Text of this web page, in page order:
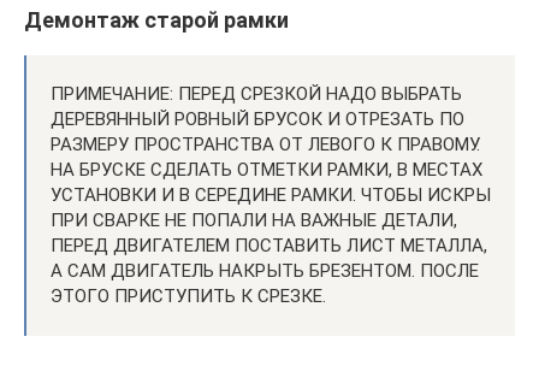
Демонтаж старой рамки
ПРИМЕЧАНИЕ: ПЕРЕД СРЕЗКОЙ НАДО ВЫБРАТЬ
ДЕРЕВЯННЫЙ РОВНЫЙ БРУСОК И ОТРЕЗАТЬ ПО
РАЗМЕРУ ПРОСТРАНСТВА ОТ ЛЕВОГО К ПРАВОМУ.
НА БРУСКЕ СДЕЛАТЬ ОТМЕТКИ РАМКИ, В МЕСТАХ
УСТАНОВКИ И В СЕРЕДИНЕ РАМКИ. ЧТОБЫ ИСКРЫ
ПРИ СВАРКЕ НЕ ПОПАЛИ НА ВАЖНЫЕ ДЕТАЛИ,
ПЕРЕД ДВИГАТЕЛЕМ ПОСТАВИТЬ ЛИСТ МЕТАЛЛА,
А САМ ДВИГАТЕЛЬ НАКРЫТЬ БРЕЗЕНТОМ. ПОСЛЕ
ЭТОГО ПРИСТУПИТЬ К СРЕЗКЕ.